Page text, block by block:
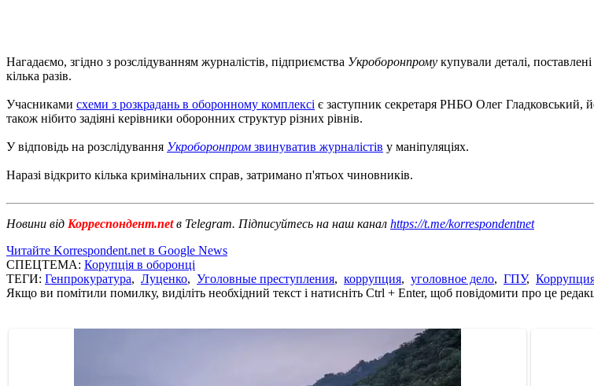
Нагадаємо, згідно з розслідуванням журналістів, підприємства Укроборонпрому купували деталі,
кілька разів.
Учасниками схеми з розкрадань в оборонному комплексі є заступник секретаря РНБО Олег Гладковський,
також нібито задіяні керівники оборонних структур різних рівнів.
У відповідь на розслідування Укроборонпром звинуватив журналістів у маніпуляціях.
Наразі відкрито кілька кримінальних справ, затримано п'ятьох чиновників.
Новини від Корреспондент.netв Telegram. Підписуйтесь на наш канал https://t.me/korrespondentnet
Читайте Korrespondent.net в Google News
СПЕЦТЕМА: Корупція в оборонці
ТЕГИ: Генпрокуратура, Луценко, Уголовные преступления, коррупция, уголовное дело, ГПУ,
Якщо ви помітили помилку, виділіть необхідний текст і натисніть Ctrl + Enter, щоб повідомити про це